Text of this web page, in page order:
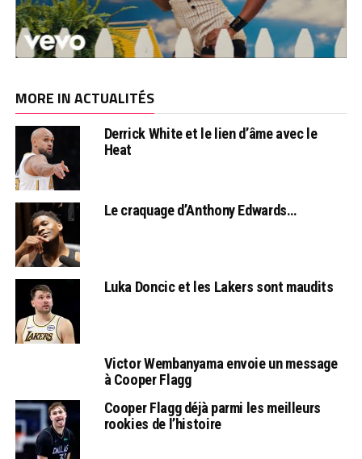
MORE IN ACTUALITÉS
Derrick White et le lien d’âme avec le
Heat
Le craquage d’Anthony Edwards…
Luka Doncic et les Lakers sont maudits
Victor Wembanyama envoie un message
à Cooper Flagg
Cooper Flagg déjà parmi les meilleurs
rookies de l’histoire